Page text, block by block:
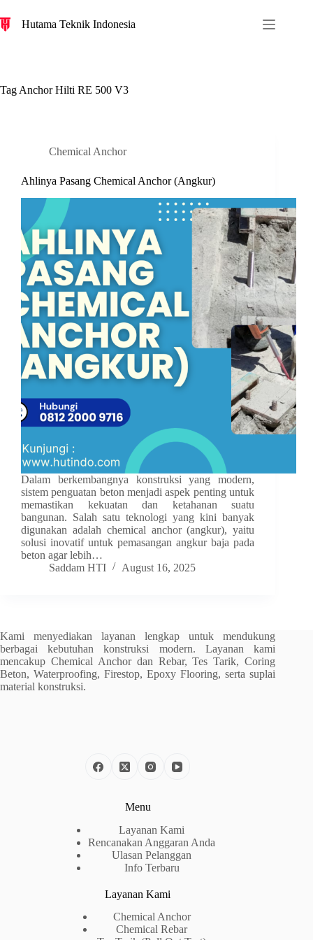
c
Hutama Teknik Indonesia
Tag Anchor Hilti RE 500 V3
Chemical Anchor
Ahlinya Pasang Chemical Anchor (Angkur)
Dalam berkembangnya konstruksi yang modern,
sistem penguatan beton menjadi aspek penting untuk
memastikan kekuatan dan ketahanan suatu
bangunan. Salah satu teknologi yang kini banyak
digunakan adalah chemical anchor (angkur), yaitu
solusi inovatif untuk pemasangan angkur baja pada
beton agar lebih…
Saddam HTI
August 16, 2025
Kami menyediakan layanan lengkap untuk mendukung
berbagai kebutuhan konstruksi modern. Layanan kami
mencakup Chemical Anchor dan Rebar, Tes Tarik, Coring
Beton, Waterproofing, Firestop, Epoxy Flooring, serta suplai
material konstruksi.
Menu
Layanan Kami
Rencanakan Anggaran Anda
Ulasan Pelanggan
Info Terbaru
Layanan Kami
Chemical Anchor
Chemical Rebar